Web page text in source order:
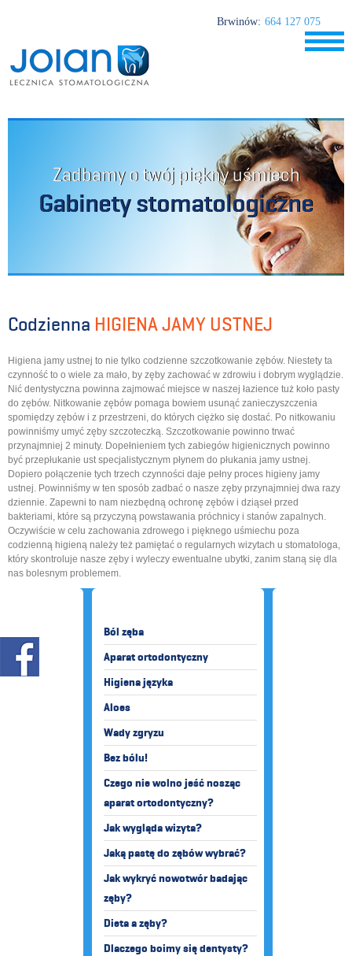
Brwinów: 664 127 075
Zadbamy o twój piękny uśmiech
Gabinety stomatologiczne
Codzienna HIGIENA JAMY USTNEJ
Higiena jamy ustnej to nie tylko codzienne szczotkowanie zębów. Niestety ta
czynność to o wiele za mało, by zęby zachować w zdrowiu i dobrym wyglądzie.
Nić dentystyczna powinna zajmować miejsce w naszej łazience tuż koło pasty
do zębów. Nitkowanie zębów pomaga bowiem usunąć zanieczyszczenia
spomiędzy zębów i z przestrzeni, do których ciężko się dostać. Po nitkowaniu
powinniśmy umyć zęby szczoteczką. Szczotkowanie powinno trwać
przynajmniej 2 minuty. Dopełnieniem tych zabiegów higienicznych powinno
być przepłukanie ust specjalistycznym płynem do płukania jamy ustnej.
Dopiero połączenie tych trzech czynności daje pełny proces higieny jamy
ustnej. Powinniśmy w ten sposób zadbać o nasze zęby przynajmniej dwa razy
dziennie. Zapewni to nam niezbędną ochronę zębów i dziąseł przed
bakteriami, które są przyczyną powstawania próchnicy i stanów zapalnych.
Oczywiście w celu zachowania zdrowego i pięknego uśmiechu poza
codzienną higieną należy też pamiętać o regularnych wizytach u stomatologa,
który skontroluje nasze zęby i wyleczy ewentualne ubytki, zanim staną się dla
nas bolesnym problemem.
Ból zęba
Aparat ortodontyczny
Higiena języka
Aloes
Wady zgryzu
Bez bólu!
Czego nie wolno jeść nosząc
aparat ortodontyczny?
Jak wygląda wizyta?
Jaką pastę do zębów wybrać?
Jak wykryć nowotwór badając
zęby?
Dieta a zęby?
Dlaczego boimy się dentysty?